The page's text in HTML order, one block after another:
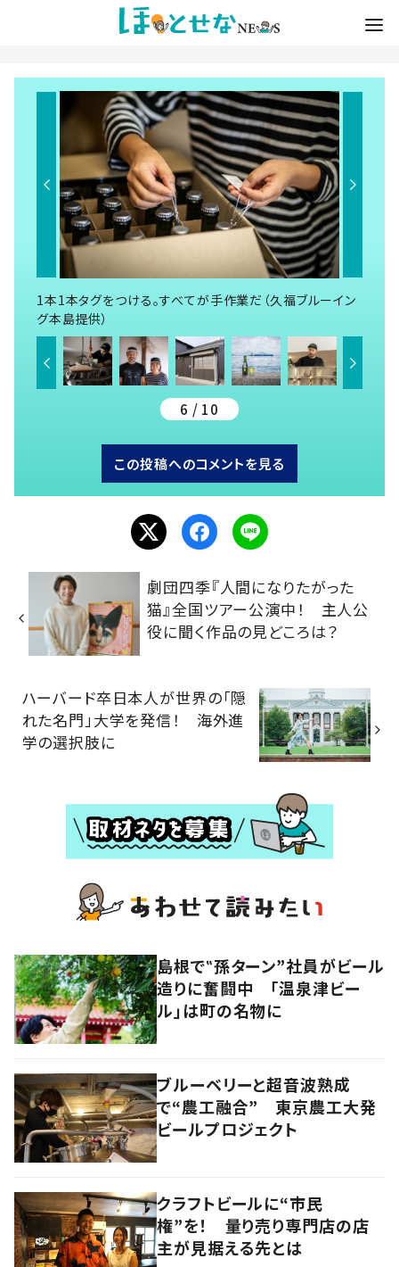
1本1本タグをつける。すべてが手作業だ（久福ブルーイン
グ本島提供）
6 / 10
この投稿へのコメントを見る
劇団四季『人間になりたがった
猫』全国ツアー公演中！ 主人公
役に聞く作品の見どころは？
ハーバード卒日本人が世界の「隠
れた名門」大学を発信！ 海外進
学の選択肢に
島根で‟孫ターン”社員がビール
造りに奮闘中 「温泉津ビー
ル」は町の名物に
ブルーベリーと超音波熟成
で“農工融合” 東京農工大発
ビールプロジェクト
クラフトビールに“市民
権”を！ 量り売り専門店の店
主が見据える先とは